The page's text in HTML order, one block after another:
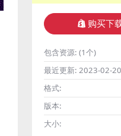
购买下
包含资源: (1个)
最近更新: 2023-02-20
格式:
版本:
大小: